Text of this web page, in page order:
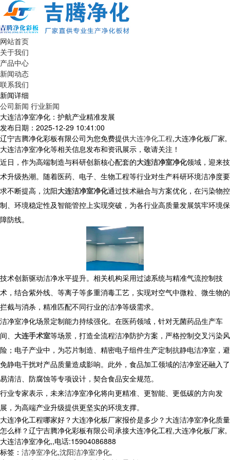
网站首页
关于我们
产品中心
新闻动态
联系我们
新闻详细
公司新闻 行业新闻
大连洁净室净化：护航产业精准发展
发布日期：2025-12-29 10:41:00
辽宁吉腾净化彩板有限公司为您免费提供大连净化工程,大连净化板厂家,
大连洁净室净化等相关信息发布和资讯展示，敬请关注！
近日，作为高端制造与科研创新核心配套的大连洁净室净化领域，迎来技
术升级热潮。随着医药、电子、生物工程等行业对生产科研环境洁净度要
求不断提高，沈阳大连洁净室净化通过技术融合与方案优化，在污染物控
制、环境稳定性及智能管控上实现突破，为各行业高质量发展筑牢环境保
障防线。
技术创新驱动洁净水平提升。相关机构采用过滤系统与精准气流控制技
术，结合紫外线、等离子等多重消毒工艺，实现对空气中微粒、微生物的
拦截与消杀，精准匹配不同行业的洁净等级需求。
洁净室净化场景定制能力持续强化。在医药领域，针对无菌药品生产车
间、 大连手术室等场景，打造全流程洁净防护方案，严格控制交叉污染风
险；电子产业中，为芯片制造、精密电子组件生产定制抗静电洁净室，避
免静电干扰对产品质量造成影响。此外，食品加工领域的洁净室还融入了
易清洁、防腐蚀等专项设计，契合食品安全规范。
行业专家表示，未来洁净室净化将向更精准、更智能、更低碳的方向发
展，为高端产业升级提供更坚实的环境支撑。
大连净化工程哪家好？大连净化板厂家报价是多少？大连洁净室净化质量
怎么样？辽宁吉腾净化彩板有限公司承接大连净化工程,大连净化板厂家,
大连洁净室净化,,电话:15904086888
标签： 洁净室净化,沈阳洁净室净化,